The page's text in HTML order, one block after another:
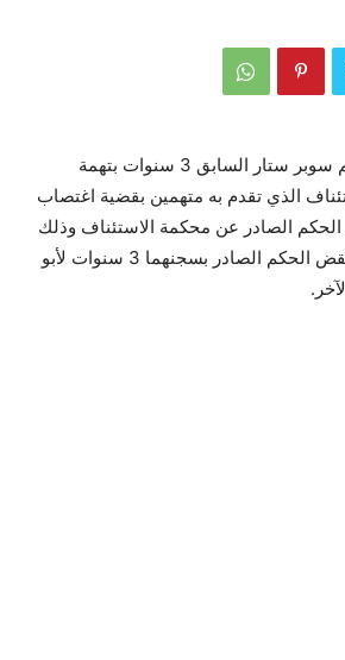
موجز مصر – سجن نجم سوبر ستار السابق 3 سنوات بتهمة
الذي تقدم به متهمين بقضية اغتصاب
الصادر عن محكمة الاستئناف وذلك
بعد أن أيدت محكمة النقض الحكم الصادر بسجنهما 3 سنوات لأبو